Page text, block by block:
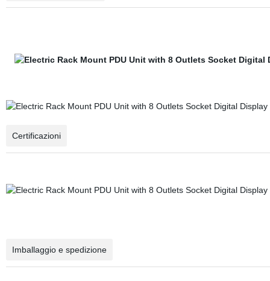
Certificazioni
Imballaggio e spedizione